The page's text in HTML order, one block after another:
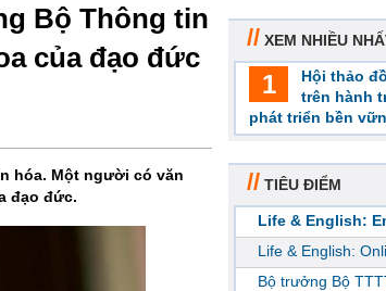
Bộ Thông tin
của đạo đức
hóa. Một người có văn
đạo đức.
// XEM NHIỀU
1
Hội thảo
trên hành
phát triển bền
// TIÊU ĐIỂM
Life & English:
Life & English:
Bộ trưởng Bộ